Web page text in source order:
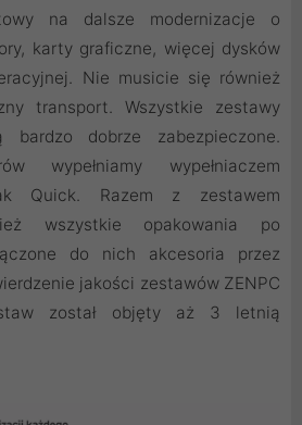
na dalsze modernizacje o
karty graficzne, więcej dysków
Nie musicie się również
transport. Wszystkie zestawy
bardzo dobrze zabezpieczone.
wypełniamy wypełniaczem
Quick. Razem z zestawem
wszystkie opakowania po
do nich akcesoria przez
jakości zestawów ZENPC
został objęty aż 3 letnią